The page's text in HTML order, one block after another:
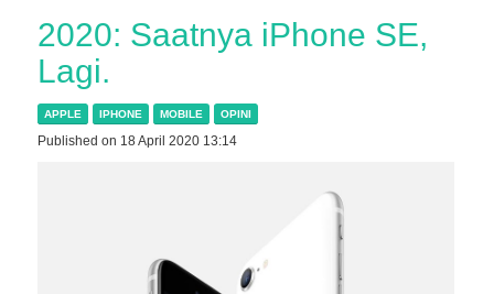
2020: Saatnya iPhone SE,
Lagi.
APPLE IPHONE MOBILE OPINI
Published on 18 April 2020 13:14